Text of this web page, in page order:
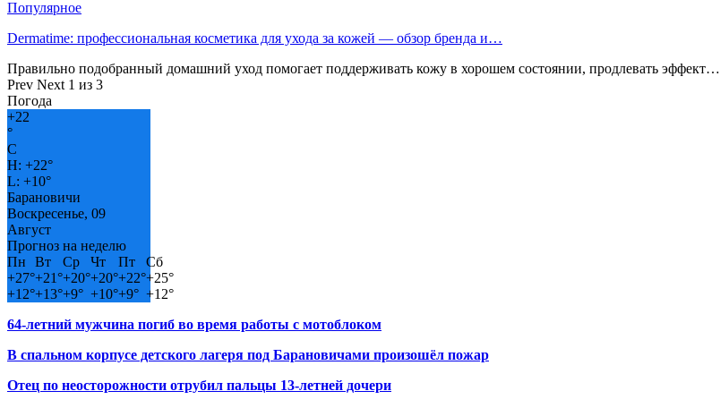
Популярное
Dermatime: профессиональная косметика для ухода за кожей — обзор бренда и…
Правильно подобранный домашний уход помогает поддерживать кожу в хорошем состоянии, продлевать эффект…
Prev Next 1 из 3
Погода
+22
°
C
H: +22°
L: +10°
Барановичи
Воскресенье, 09
Август
Прогноз на неделю
Пн
Вт Ср Чт Пт
Сб
+27°+21°+20°+20°+22°+25°
+12°+13°+9° +10°+9° +12°
64-летний мужчина погиб во время работы с мотоблоком
В спальном корпусе детского лагеря под Барановичами произошёл пожар
Отец по неосторожности отрубил пальцы 13-летней дочери